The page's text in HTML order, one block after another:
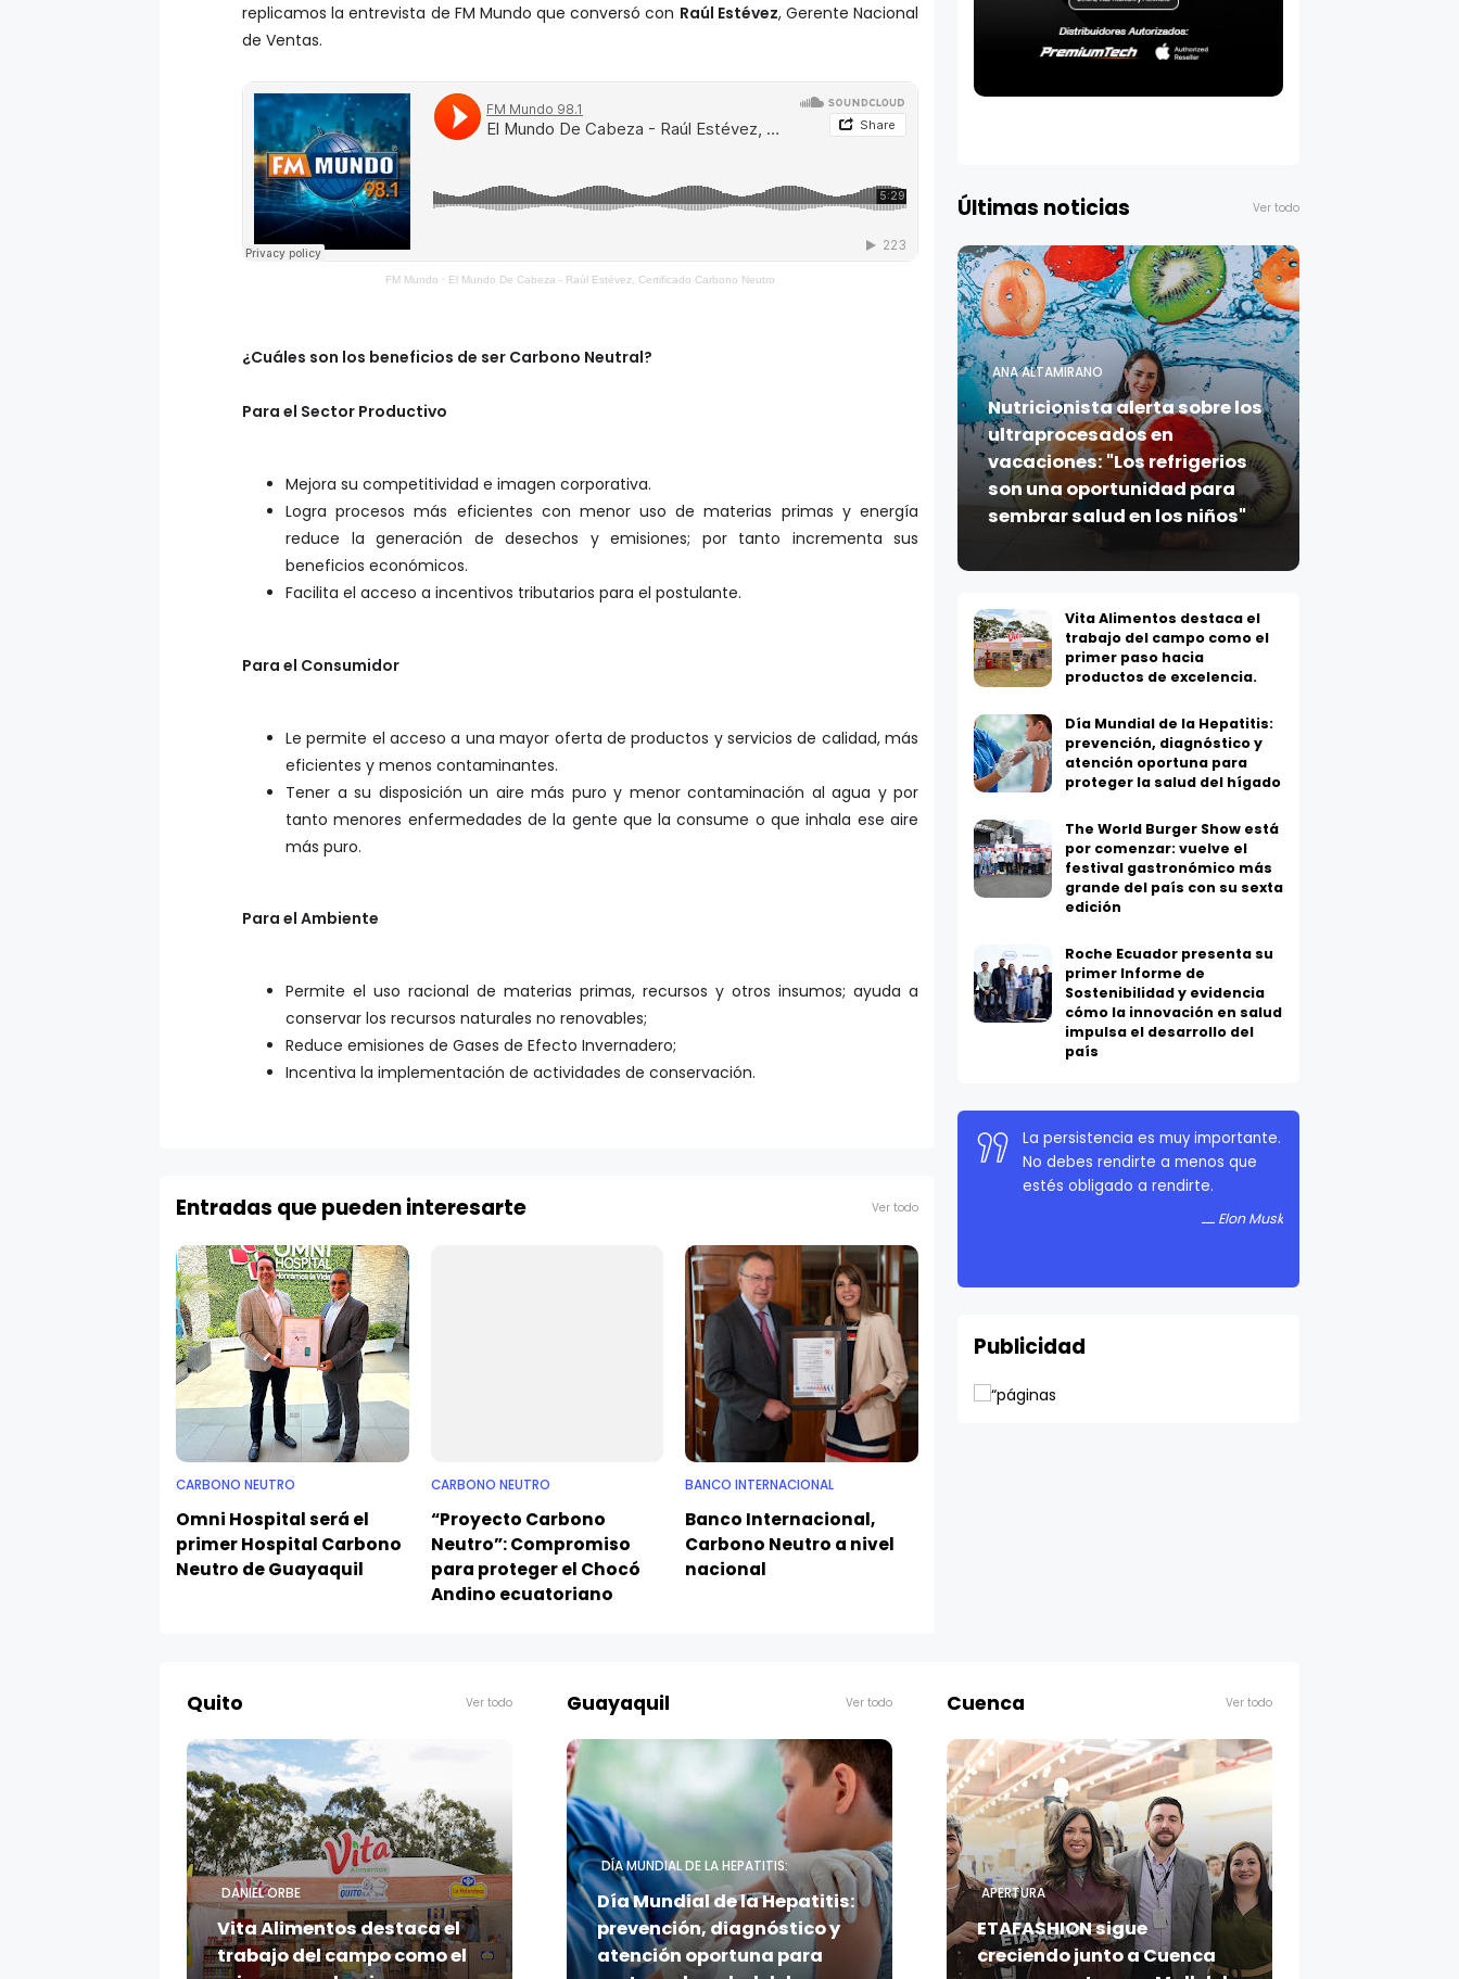
replicamos la entrevista de FM Mundo que conversó con Raúl Estévez, Gerente Nacional
de Ventas.
FM Mundo · El Mundo De Cabeza - Raúl Estévez, Certificado Carbono Neutro
¿Cuáles son los beneficios de ser Carbono Neutral?
Para el Sector Productivo
Mejora su competitividad e imagen corporativa.
Logra procesos más eficientes con menor uso de materias primas y energía
reduce la generación de desechos y emisiones; por tanto incrementa sus
beneficios económicos.
Facilita el acceso a incentivos tributarios para el postulante.
Para el Consumidor
Le permite el acceso a una mayor oferta de productos y servicios de calidad, más
eficientes y menos contaminantes.
Tener a su disposición un aire más puro y menor contaminación al agua y por
tanto menores enfermedades de la gente que la consume o que inhala ese aire
más puro.
Para el Ambiente
Permite el uso racional de materias primas, recursos y otros insumos; ayuda a
conservar los recursos naturales no renovables;
Reduce emisiones de Gases de Efecto Invernadero;
Incentiva la implementación de actividades de conservación.
Entradas que pueden interesarte Ver todo
CARBONO NEUTRO
Omni Hospital será el
primer Hospital Carbono
Neutro de Guayaquil
CARBONO NEUTRO
“Proyecto Carbono
Neutro”: Compromiso
para proteger el Chocó
Andino ecuatoriano
BANCO INTERNACIONAL
Banco Internacional,
Carbono Neutro a nivel
nacional
Últimas noticias Ver todo
ANA ALTAMIRANO
Nutricionista alerta sobre los
ultraprocesados en
vacaciones: "Los refrigerios
son una oportunidad para
sembrar salud en los niños"
Vita Alimentos destaca el
trabajo del campo como el
primer paso hacia
productos de excelencia.
Día Mundial de la Hepatitis:
prevención, diagnóstico y
atención oportuna para
proteger la salud del hígado
The World Burger Show está
por comenzar: vuelve el
festival gastronómico más
grande del país con su sexta
edición
Roche Ecuador presenta su
primer Informe de
Sostenibilidad y evidencia
cómo la innovación en salud
impulsa el desarrollo del
país
La persistencia es muy importante.
No debes rendirte a menos que
estés obligado a rendirte.
Elon Musk
Publicidad
Quito Ver todo
DANIEL ORBE
Vita Alimentos destaca el
trabajo del campo como el
Guayaquil Ver todo
DÍA MUNDIAL DE LA HEPATITIS:
Día Mundial de la Hepatitis:
prevención, diagnóstico y
atención oportuna para
Cuenca Ver todo
APERTURA
ETAFASHION sigue
creciendo junto a Cuenca